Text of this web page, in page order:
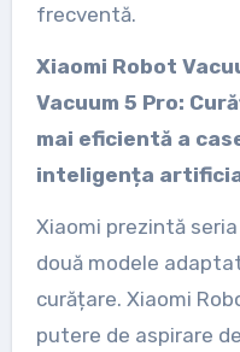
frecventă.
Xiaomi Robot
Vacuum 5 Pro:
mai eficientă a
inteligența
Xiaomi prezintă
două modele
curățare. Xiaomi
putere de aspirare